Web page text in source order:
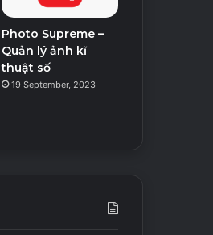
Photo Supreme –
Quản lý ảnh kĩ
thuật số
19 September, 2023